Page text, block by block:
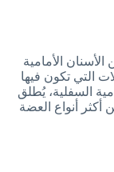
الأمامية
التي تكون فيها
السفلية، يُطلق
أكثر أنواع العضة